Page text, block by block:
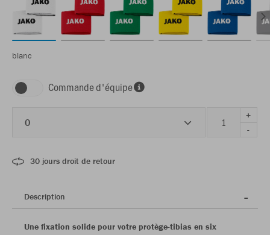
blanc
Commande d'équipe
0
+
-
30 jours droit de retour
Description
Une fixation solide pour votre protège-tibias en six